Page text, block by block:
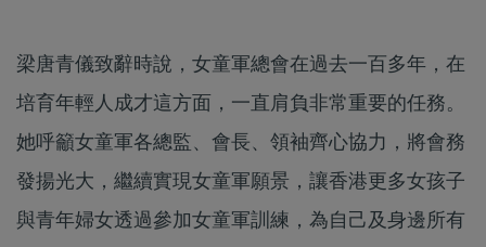
梁唐青儀致辭時說，女童軍總會在過去一百多年，在
培育年輕人成才這方面，一直肩負非常重要的任務。
她呼籲女童軍各總監、會長、領袖齊心協力，將會務
發揚光大，繼續實現女童軍願景，讓香港更多女孩子
與青年婦女透過參加女童軍訓練，為自己及身邊所有